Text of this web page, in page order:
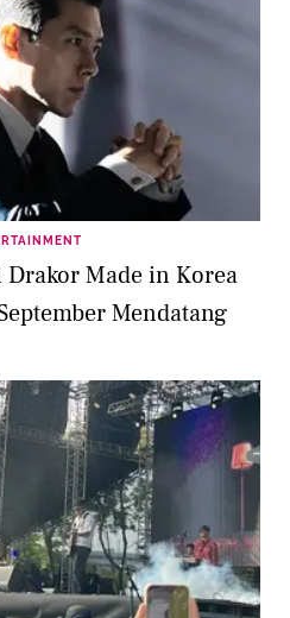
Made in Korea
Mendatang